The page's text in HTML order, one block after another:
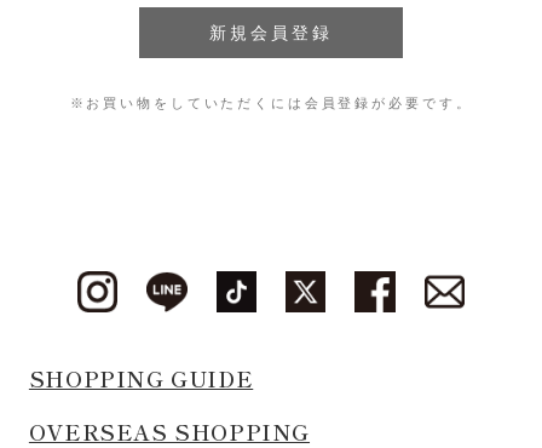
※お買い物をしていただくには会員登録が必要です。
SHOPPING GUIDE
OVERSEAS SHOPPING